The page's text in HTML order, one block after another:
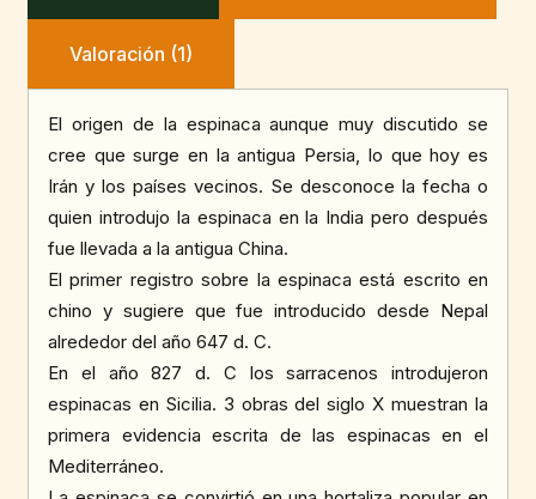
Valoración (1)
El origen de la espinaca aunque muy discutido se
cree que surge en la antigua Persia, lo que hoy es
Irán y los países vecinos. Se desconoce la fecha o
quien introdujo la espinaca en la India pero después
fue llevada a la antigua China.
El primer registro sobre la espinaca está escrito en
chino y sugiere que fue introducido desde Nepal
alrededor del año 647 d. C.
En el año 827 d. C los sarracenos introdujeron
espinacas en Sicilia. 3 obras del siglo X muestran la
primera evidencia escrita de las espinacas en el
Mediterráneo.